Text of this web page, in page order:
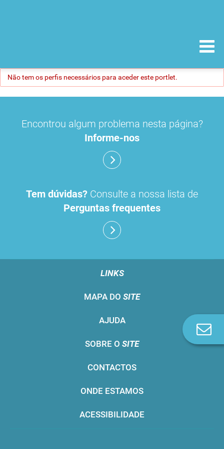
Não tem os perfis necessários para aceder este portlet.
Encontrou algum problema nesta página?
Informe-nos
Tem dúvidas? Consulte a nossa lista de
Perguntas frequentes
LINKS
MAPA DO SITE
AJUDA
SOBRE O SITE
CONTACTOS
ONDE ESTAMOS
ACESSIBILIDADE